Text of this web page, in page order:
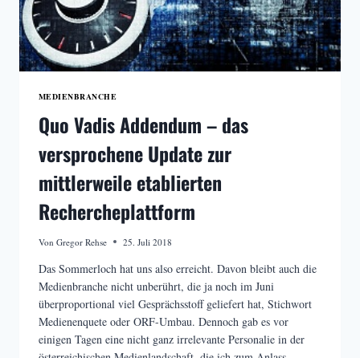
MEDIENBRANCHE
Quo Vadis Addendum – das
versprochene Update zur
mittlerweile etablierten
Rechercheplattform
Von Gregor Rehse 25. Juli 2018
Das Sommerloch hat uns also erreicht. Davon bleibt auch die
Medienbranche nicht unberührt, die ja noch im Juni
überproportional viel Gesprächsstoff geliefert hat, Stichwort
Medienenquete oder ORF-Umbau. Dennoch gab es vor
einigen Tagen eine nicht ganz irrelevante Personalie in der